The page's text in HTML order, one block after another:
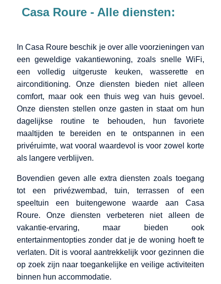
Casa Roure - Alle diensten:
In Casa Roure beschik je over alle voorzieningen van
een geweldige vakantiewoning, zoals snelle WiFi,
een volledig uitgeruste keuken, wasserette en
airconditioning. Onze diensten bieden niet alleen
comfort, maar ook een thuis weg van huis gevoel.
Onze diensten stellen onze gasten in staat om hun
dagelijkse routine te behouden, hun favoriete
maaltijden te bereiden en te ontspannen in een
privéruimte, wat vooral waardevol is voor zowel korte
als langere verblijven.
Bovendien geven alle extra diensten zoals toegang
tot een privézwembad, tuin, terrassen of een
speeltuin een buitengewone waarde aan Casa
Roure. Onze diensten verbeteren niet alleen de
vakantie-ervaring, maar bieden ook
entertainmentopties zonder dat je de woning hoeft te
verlaten. Dit is vooral aantrekkelijk voor gezinnen die
op zoek zijn naar toegankelijke en veilige activiteiten
binnen hun accommodatie.